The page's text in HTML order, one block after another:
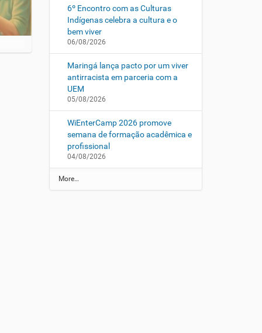
6º Encontro com as Culturas
Indígenas celebra a cultura e o
bem viver
06/08/2026
Maringá lança pacto por um viver
antirracista em parceria com a
UEM
05/08/2026
WiEnterCamp 2026 promove
semana de formação acadêmica e
profissional
04/08/2026
N
o
More…